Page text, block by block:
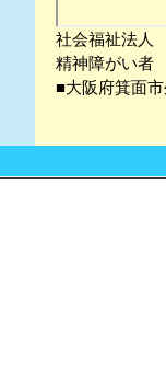
社会福祉法人
精神障がい者
■大阪府箕面